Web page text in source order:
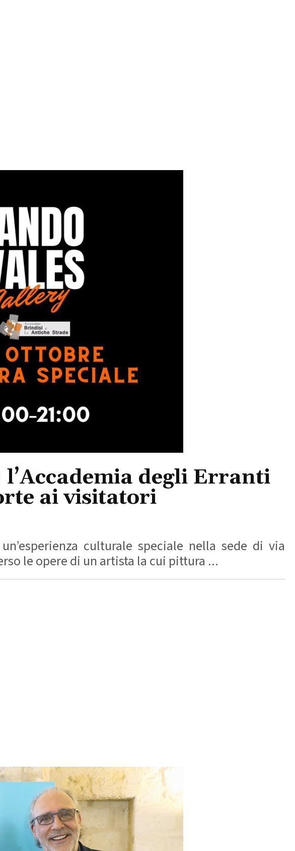
degli Erranti
ai visitatori
culturale speciale nella sede di via
le opere di un artista la cui pittura ...